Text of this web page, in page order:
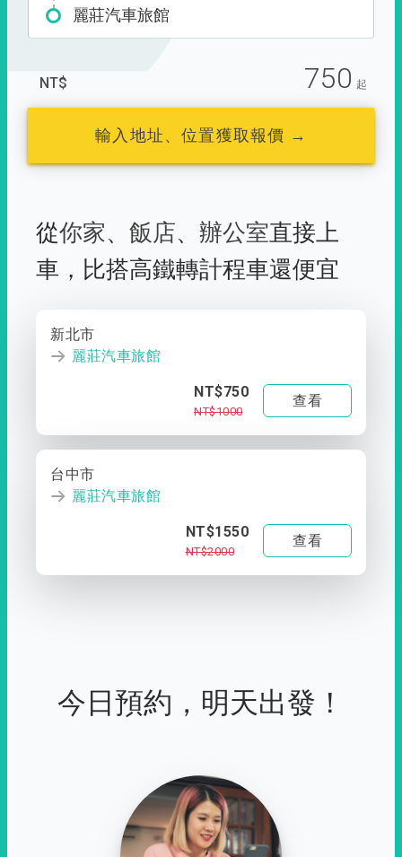
麗莊汽車旅館
NT$ 750 起
輸入地址、位置獲取報價 →
從你家、 飯店、 辦公室直接上
車， 比搭高鐵轉計程車還便宜
新北市
麗莊汽車旅館
NT$750
NT$1000
查看
台中市
麗莊汽車旅館
NT$1550
NT$2000
查看
今日預約，明天出發！